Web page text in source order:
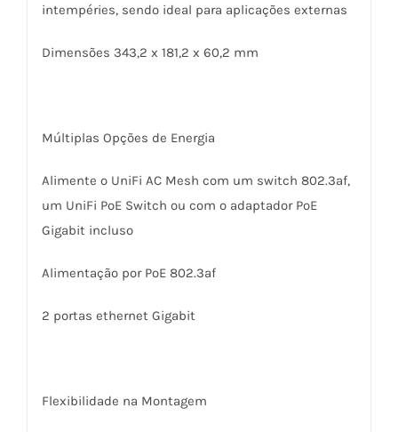
intempéries, sendo ideal para aplicações externas
Dimensões 343,2 x 181,2 x 60,2 mm
Múltiplas Opções de Energia
Alimente o UniFi AC Mesh com um switch 802.3af,
um UniFi PoE Switch ou com o adaptador PoE
Gigabit incluso
Alimentação por PoE 802.3af
2 portas ethernet Gigabit
Flexibilidade na Montagem